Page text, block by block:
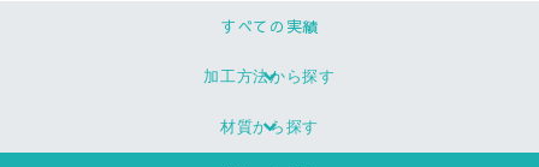
すべての実績
加工方法から探す
材質から探す